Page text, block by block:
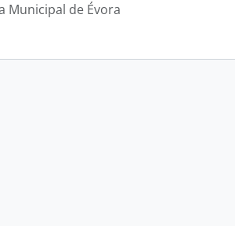
Municipal de Évora